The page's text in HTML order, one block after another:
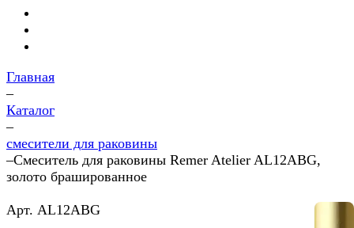
Главная
–
Каталог
–
смесители для раковины
–Смеситель для раковины Remer Atelier AL12ABG,
золото брашированное
Арт. AL12ABG